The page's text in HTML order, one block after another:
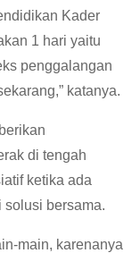
Kader
1 hari yaitu
penggalangan
katanya.
di tengah
ketika ada
solusi bersama.
main, karenanya